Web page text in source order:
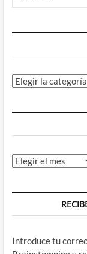
Categorías
Archivos
Introduce tu